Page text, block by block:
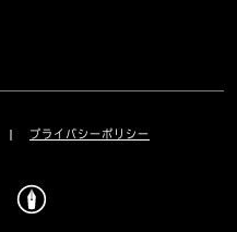
プライバシーポリシー